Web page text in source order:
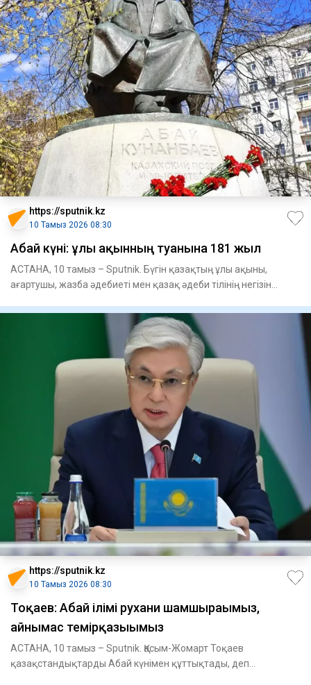
https://sputnik.kz
10 Тамыз 2026 08:30
Абай күні: ұлы ақынның туғанына 181 жыл
АСТАНА, 10 тамыз – Sputnik. Бүгін қазақтың ұлы ақыны,
ағартушы, жазба әдебиеті мен қазақ әдеби тілінің негізін
https://sputnik.kz
10 Тамыз 2026 08:30
Тоқаев: Абай ілімі рухани шамшырағымыз,
айнымас темірқазығымыз
АСТАНА, 10 тамыз – Sputnik. Қасым-Жомарт Тоқаев
қазақстандықтарды Абай күнімен құттықтады, деп